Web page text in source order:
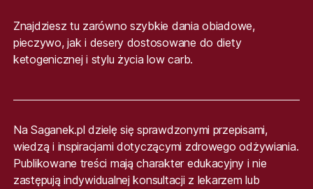
Znajdziesz tu zarówno szybkie dania obiadowe,
pieczywo, jak i desery dostosowane do diety
ketogenicznej i stylu życia low carb.
Na Saganek.pl dzielę się sprawdzonymi przepisami,
wiedzą i inspiracjami dotyczącymi zdrowego odżywiania.
Publikowane treści mają charakter edukacyjny i nie
zastępują indywidualnej konsultacji z lekarzem lub